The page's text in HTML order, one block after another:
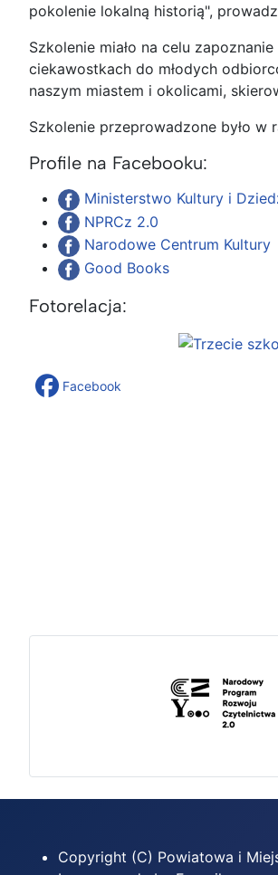
pokolenie lokalną historią",
Szkolenie miało na celu
ciekawostkach do młodych
naszym miastem i okolicami,
Szkolenie przeprowadzone było w
Profile na Facebooku:
Ministerstwo Kultury i
NPRCz 2.0
Narodowe Centrum Kultury
Good Books
Fotorelacja:
Facebook
Copyright (C) Powiatowa i